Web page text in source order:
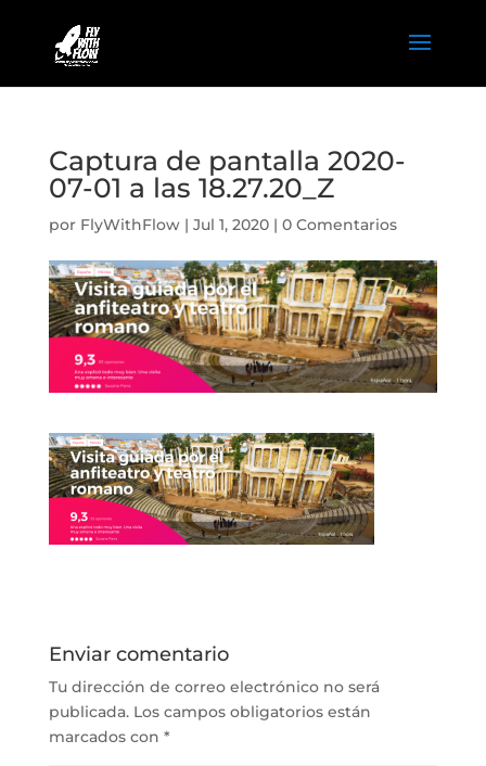
Captura de pantalla 2020-
07-01 a las 18.27.20_Z
por FlyWithFlow| Jul 1, 2020| 0 Comentarios
Enviar comentario
Tu dirección de correo electrónico no será
publicada. Los campos obligatorios están
marcados con *